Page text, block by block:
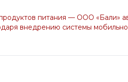
питания — ООО «Бали»
внедрению системы